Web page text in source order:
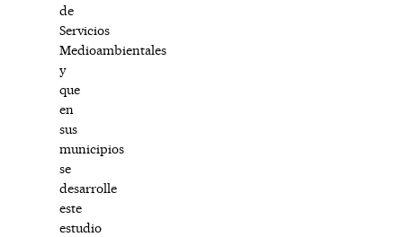
de
Servicios
Medioambientales
y
que
en
sus
municipios
se
desarrolle
este
estudio